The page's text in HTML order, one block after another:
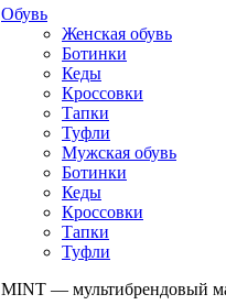
Обувь
Женская обувь
Ботинки
Кеды
Кроссовки
Тапки
Туфли
Мужская обувь
Ботинки
Кеды
Кроссовки
Тапки
Туфли
MINT — мультибрендовый